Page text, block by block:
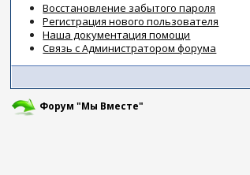
Восстановление забытого пароля
Регистрация нового пользователя
Наша документация помощи
Связь с Администратором форума
Форум "Мы Вместе"